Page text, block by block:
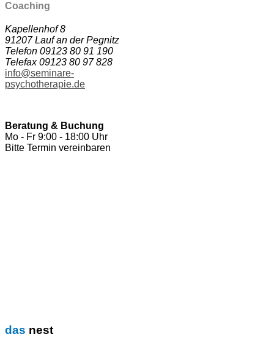
Coaching
Kapellenhof 8
91207 Lauf an der Pegnitz
Telefon 09123 80 91 190
Telefax 09123 80 97 828
info@seminare-
psychotherapie.de
Beratung & Buchung
Mo - Fr 9:00 - 18:00 Uhr
Bitte Termin vereinbaren
das nest